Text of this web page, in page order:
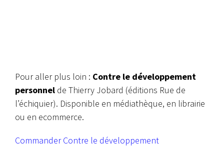
Pour aller plus loin : Contre le développement
personnel de Thierry Jobard (éditions Rue de
l’échiquier). Disponible en médiathèque, en librairie
ou en ecommerce.
Commander Contre le développement